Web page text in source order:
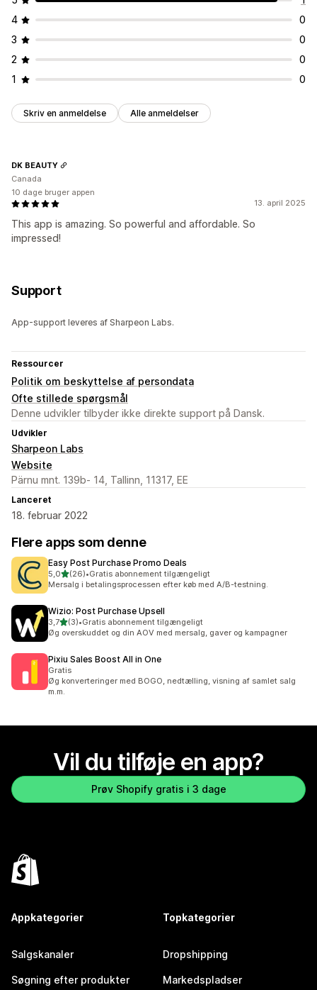
4
0
3
0
2
0
1
0
Skriv en anmeldelse Alle anmeldelser
13. april 2025
This app is amazing. So powerful and affordable. So
impressed!
DK BEAUTY
Canada
10 dage bruger appen
Support
App-support leveres af Sharpeon Labs.
Ressourcer
Politik om beskyttelse af persondata
Ofte stillede spørgsmål
Denne udvikler tilbyder ikke direkte support på Dansk.
Udvikler
Sharpeon Labs
Website
Pärnu mnt. 139b- 14, Tallinn, 11317, EE
Lanceret
18. februar 2022
Flere apps som denne
Easy Post Purchase Promo Deals
5,0ud af 5 stjerner
(26)
26 anmeldelser i alt
•Gratis abonnement tilgængeligt
Mersalg i betalingsprocessen efter køb med A/B-testning.
Wizio: Post Purchase Upsell
3,7ud af 5 stjerner
(3)
3 anmeldelser i alt
•Gratis abonnement tilgængeligt
Øg overskuddet og din AOV med mersalg, gaver og kampagner
Pixiu Sales Boost All in One
Gratis
Øg konverteringer med BOGO, nedtælling, visning af samlet salg
m.m.
Vil du tilføje en app?
Prøv Shopify gratis i 3 dage
Appkategorier
Salgskanaler
Søgning efter produkter
Topkategorier
Dropshipping
Markedspladser